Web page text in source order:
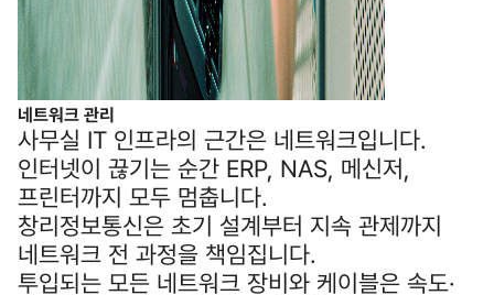
네트워크 관리
사무실 IT 인프라의 근간은 네트워크입니다.
인터넷이 끊기는 순간 ERP, NAS, 메신저,
프린터까지 모두 멈춥니다.
창리정보통신은 초기 설계부터 지속 관제까지
네트워크 전 과정을 책임집니다.
투입되는 모든 네트워크 장비와 케이블은 속도·